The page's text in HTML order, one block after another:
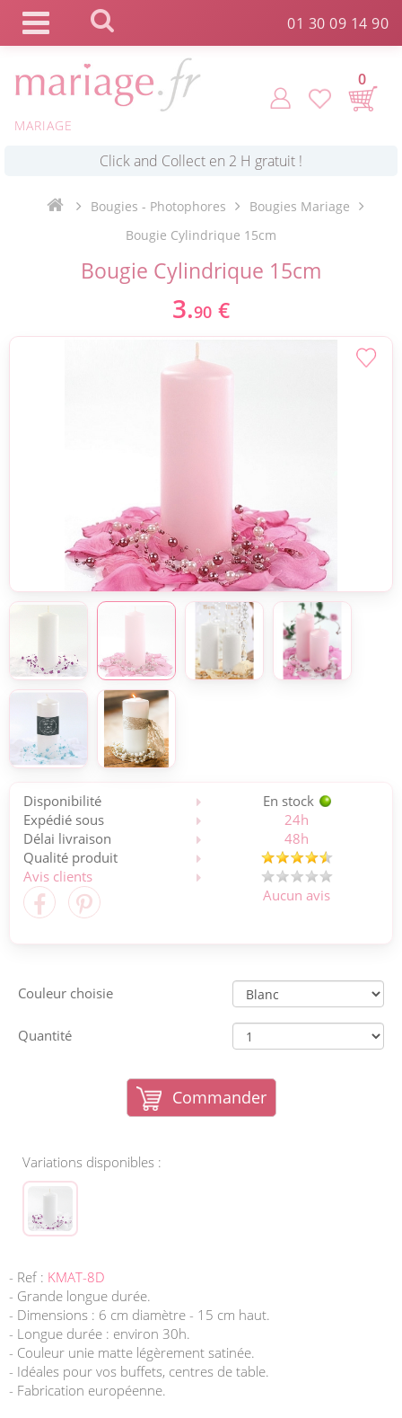
01 30 09 14 90
MARIAGE
0
Commande expédiée en 24h ! *
Livraison point relais gratuit dès 89 € !*
Payez votre commande en 4X sans frais *
Bougies - Photophores
Bougies Mariage
Bougie Cylindrique 15cm
Bougie Cylindrique 15cm
3.90 €
Disponibilité
En stock
Expédié sous
24h
Délai livraison
48h
Qualité produit
Avis clients
Aucun avis
Couleur choisie
Quantité
Commander
Variations disponibles :
- Ref : KMAT-8D
- Grande longue durée.
- Dimensions : 6 cm diamètre - 15 cm haut.
- Longue durée : environ 30h.
- Couleur unie matte légèrement satinée.
- Idéales pour vos buffets, centres de table.
- Fabrication européenne.
Panneau de gestion des cookies